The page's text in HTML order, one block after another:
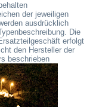
der jeweiligen
ausdrücklich
Die
erfolgt
den Hersteller der
beschrieben